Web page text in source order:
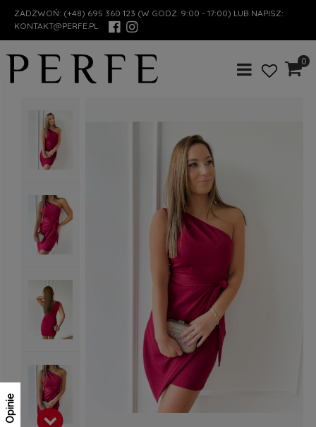
ZADZWOŃ: (+48) 695 360 123 (W GODZ. 9:00 - 17:00) LUB NAPISZ:
KONTAKT@PERFE.PL
0
Opinie